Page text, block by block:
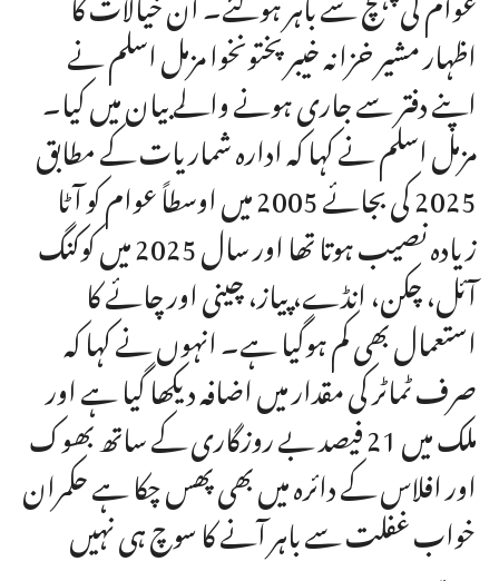
اظہار مشیر خزانہ خیبرپختونخوا مزمل اسلم نے
اپنے دفتر سے جاری ہونے والے بیان میں کیا۔
مزمل اسلم نے کہا کہ ادارہ شماریات کے مطابق
2025 کی بجائے 2005 میں اوسطاً عوام کو آٹا
زیادہ نصیب ہوتا تھا اور سال 2025 میں کوکنگ
آئل، چکن، انڈے، پیاز، چینی اور چائے کا
استعمال بھی کم ہوگیا ہے۔ انہوں نے کہا کہ
صرف ٹماٹر کی مقدار میں اضافہ دیکھا گیا ہے اور
ملک میں 21 فیصد بے روزگاری کے ساتھ بھوک
اور افلاس کے دائرہ میں بھی پھس چکا ہے حکمران
خواب غفلت سے باہر آنے کا سوچ ہی نہیں